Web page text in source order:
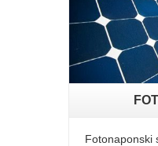
Fotonaponski